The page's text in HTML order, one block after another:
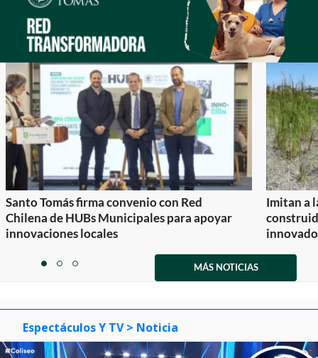
Santo Tomás firma convenio con Red
Chilena de HUBs Municipales para apoyar
innovaciones locales
Imitan a
itemitemitem
MÁS NOTICIAS
Espectáculos Y TV > Noticia